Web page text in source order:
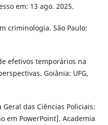
em: 13 ago. 2025.
criminologia. São Paulo:
efetivos temporários na
Goiânia: UFG,
Geral das Ciências Policiais:
em PowerPoint]. Academia